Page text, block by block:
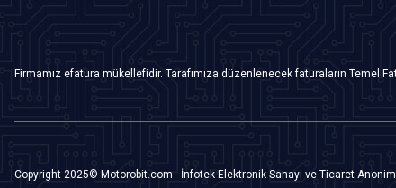
Firmamız efatura mükellefidir. Tarafımıza düzenlenecek faturaların Temel
Copyright 2025© Motorobit.com - İnfotek Elektronik Sanayi ve Ticaret